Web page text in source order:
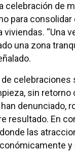
de
para
“Una
una zona
sin
denunciado,
resultado. En
las